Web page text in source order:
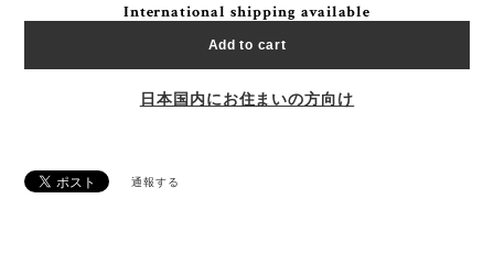
International shipping available
Add to cart
日本国内にお住まいの方向け
通報する